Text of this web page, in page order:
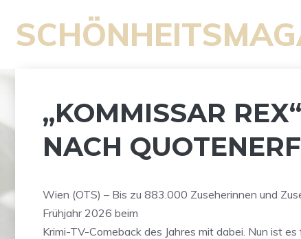
Inhalt
springen
„KOMMISSAR
NACH
Wien (OTS) – Bis zu 883.000 Zuseherinnen und
Frühjahr 2026 beim
Krimi-TV-Comeback des Jahres mit dabei. Nun ist